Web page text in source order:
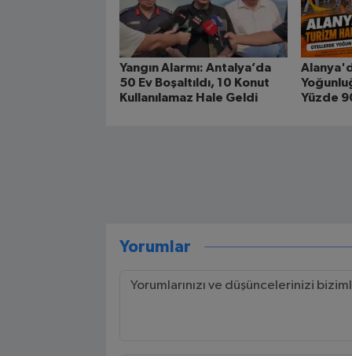
Yangın Alarmı: Antalya’da
50 Ev Boşaltıldı, 10 Konut
Kullanılamaz Hale Geldi
Yüzde
Yorumlar